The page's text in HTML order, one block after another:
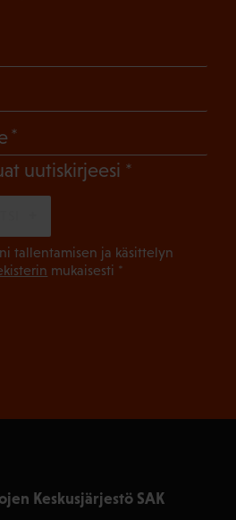
Keskusjärjestö SAK
uutiskirjeesi (Pakollinen)
tallentamisen ja käsittelyn
mukaisesti *